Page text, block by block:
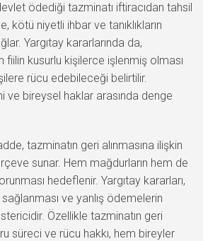
ödediği tazminatı iftiracıdan tahsil
kötü niyetli ihbar ve tanıklıkların
Yargıtay kararlarında da,
kusurlu kişilerce işlenmiş olması
rücu edebileceği belirtilir.
ve bireysel haklar arasında denge
tazminatın geri alınmasına ilişkin
sunar. Hem mağdurların hem de
hedeflenir. Yargıtay kararları,
ve yanlış ödemelerin
Özellikle tazminatın geri
süreci ve rücu hakkı, hem bireyler